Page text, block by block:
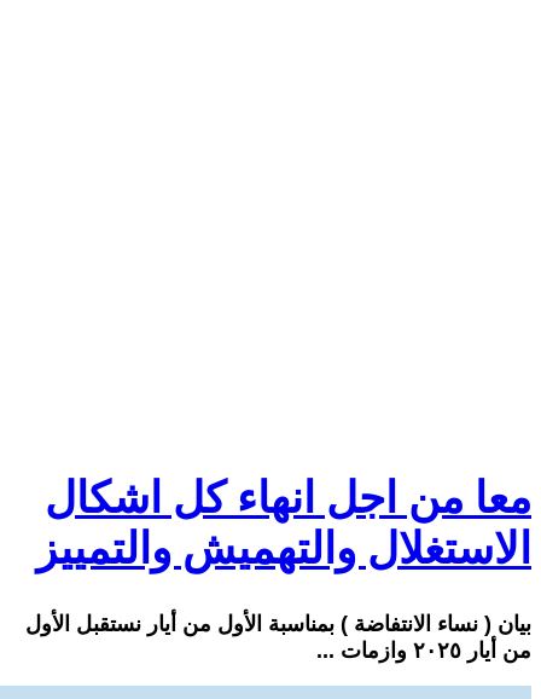
معا من اجل انهاء كل اشكال
الاستغلال والتهميش والتمييز
بيان ( نساء الانتفاضة ) بمناسبة الأول من أيار نستقبل الأول
من أيار ٢٠٢٥ وازمات ...